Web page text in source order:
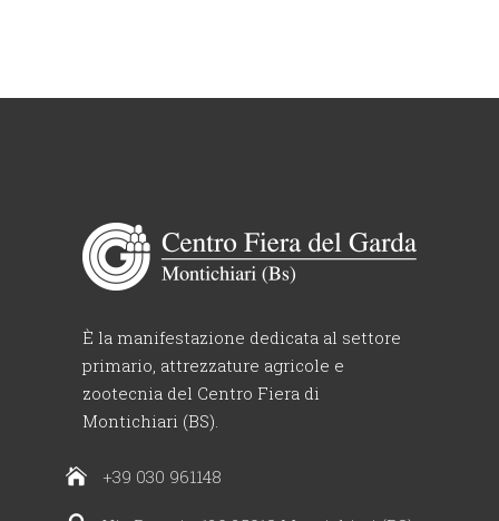
È la manifestazione dedicata al settore
primario, attrezzature agricole e
zootecnia del Centro Fiera di
Montichiari (BS).
+39 030 961148